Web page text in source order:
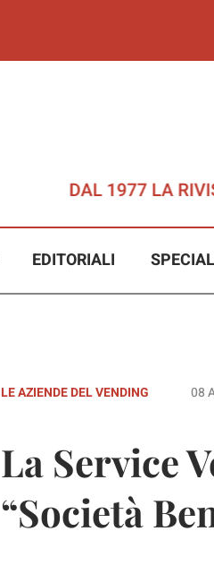
EDITORIALI
LE AZIENDE DEL VENDING 08
La Service
“Società